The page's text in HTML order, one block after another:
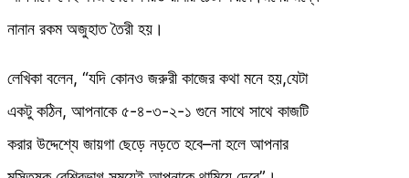
নানান রকম অজুহাত তৈরী হয়।
লেখিকা বলেন, “যদি কোনও জরুরী কাজের কথা মনে হয়,যেটা
একটু কঠিন, আপনাকে ৫-৪-৩-২-১ গুনে সাথে সাথে কাজটি
করার উদ্দেশ্যে জায়গা ছেড়ে নড়তে হবে–না হলে আপনার